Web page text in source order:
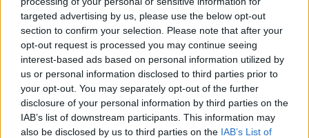
targeted advertising by us, please use the below opt-out
section to confirm your selection. Please note that after your
opt-out request is processed you may continue seeing
interest-based ads based on personal information utilized by
us or personal information disclosed to third parties prior to
your opt-out. You may separately opt-out of the further
disclosure of your personal information by third parties on the
IAB’s list of downstream participants. This information may
also be disclosed by us to third parties on the IAB’s List of
malit